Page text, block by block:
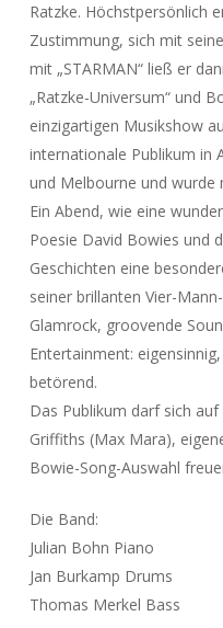
Ratzke. Höchstpersönlich
Zustimmung, sich mit
mit „STARMAN“ ließ er
„Ratzke-Universum“ und
einzigartigen Musikshow
internationale Publikum in
und Melbourne und wurde
Ein Abend, wie eine
Poesie David Bowies und
Geschichten eine
seiner brillanten Vier-
Glamrock, groovende
Entertainment:
betörend.
Das Publikum darf sich
Griffiths (Max Mara),
Bowie-Song-Auswahl
Die Band:
Julian Bohn Piano
Jan Burkamp Drums
Thomas Merkel Bass